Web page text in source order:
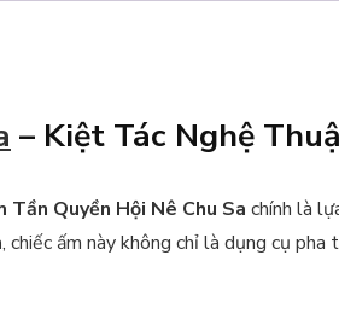
– Kiệt Tác Nghệ
Tần Quyền Hội Nê Chu Sa chính là
, chiếc ấm này không chỉ là dụng cụ pha